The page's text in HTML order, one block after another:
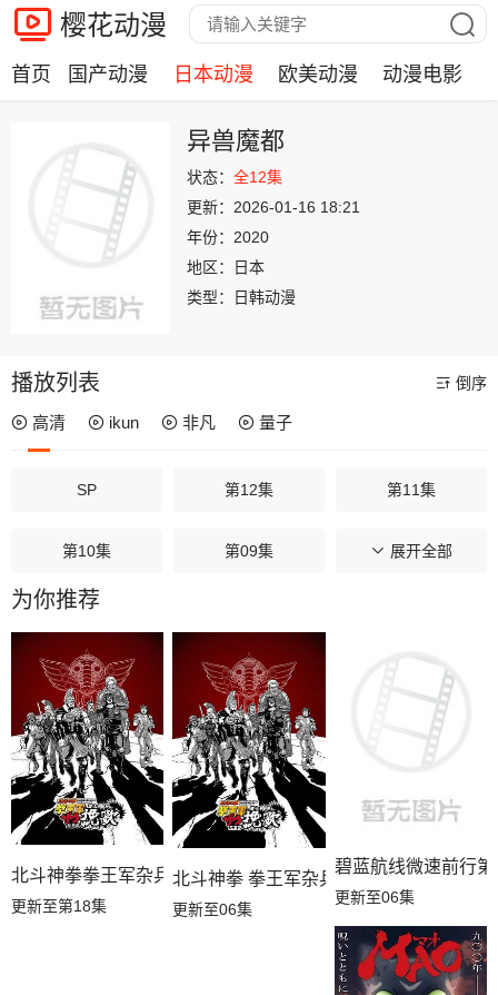
樱花动漫
首页 国产动漫 日本动漫 欧美动漫 动漫电影
异兽魔都
状态： 全12集
更新： 2026-01-16 18:21
年份： 2020
地区：
日本
类型：
日韩动漫
播放列表 倒序
高清 ikun 非凡 量子
SP 第12集 第11集
第10集 第09集 第08集
第07集
第04集 第03集
第01集
展开全部
为你推荐
北斗神拳拳王军杂兵们的挽歌
更新至第18集
北斗神拳 拳王军杂兵们的挽歌
更新至06集
碧蓝航线微速前行
更新至06集